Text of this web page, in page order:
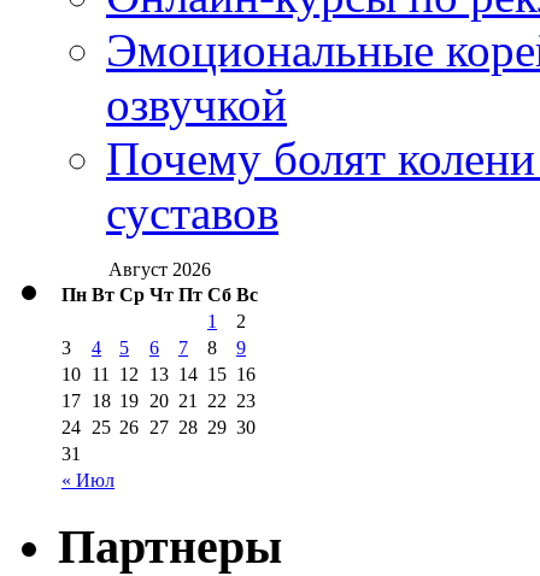
Эмоциональные
озвучкой
Почему болят
суставов
Август 2026
Пн Вт Ср Чт Пт Сб Вс
« Июл
1
2
3
4 5 6 7 8
9
10 11 12 13 14 15 16
17 18 19 20 21 22 23
24 25 26 27 28 29 30
31
Партнеры